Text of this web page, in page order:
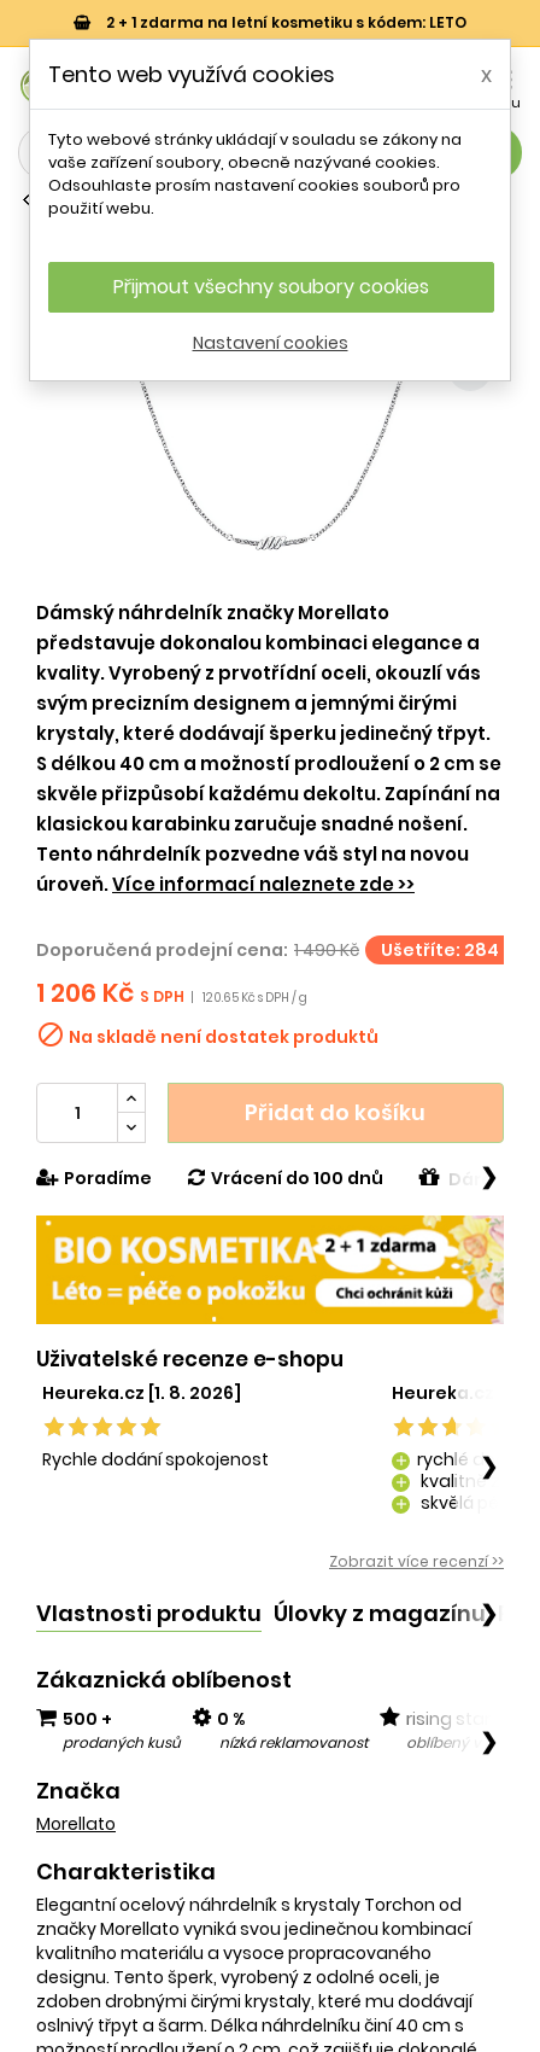
2 + 1 zdarma na letní kosmetiku s kódem: LETO

Menu
search
Náhrdelníky s kameny
krystaly Torchon SAWZ04 Morellato
- 19 %
Dámský náhrdelník značky Morellato
představuje dokonalou kombinaci elegance a
kvality. Vyrobený z prvotřídní oceli, okouzlí vás
svým precizním designem a jemnými čirými
krystaly, které dodávají šperku jedinečný třpyt.
S délkou 40 cm a možností prodloužení o 2 cm se
skvěle přizpůsobí každému dekoltu. Zapínání na
klasickou karabinku zaručuje snadné nošení.
Tento náhrdelník pozvedne váš styl na novou
úroveň.Více informací naleznete zde >>
Doporučená prodejní cena: 1 490 Kč Ušetříte: 284 Kč
1 206 Kč S DPH 120.65 Kč s DPH / g
 Na skladě není dostatek produktů
Přidat do košíku
Poradíme Vrácení do 100 dnů Dárek v
❯
Uživatelské recenze e-shopu
Heureka.cz [1. 8. 2026]
Rychle dodání spokojenost
Heureka.cz [29.
add rychlé dodání
add kvalitně
add skvělá péče o
❯
Zobrazit více recenzí >>
Vlastnosti produktu Úlovky z magazínu❯
Zákaznická oblíbenost
500 +
prodaných kusů
0 %
nízká reklamovanost
rising star
oblíbený v❯
Značka
Morellato
Charakteristika
Elegantní ocelový náhrdelník s krystaly Torchon od
značky Morellato vyniká svou jedinečnou kombinací
kvalitního materiálu a vysoce propracovaného
designu. Tento šperk, vyrobený z odolné oceli, je
zdoben drobnými čirými krystaly, které mu dodávají
oslnivý třpyt a šarm. Délka náhrdelníku činí 40 cm s
Tento web využívá cookies x
Tyto webové stránky ukládají v souladu se zákony na
vaše zařízení soubory, obecně nazývané cookies.
Odsouhlaste prosím nastavení cookies souborů pro
použití webu.
Přijmout všechny soubory cookies
Nastavení cookies